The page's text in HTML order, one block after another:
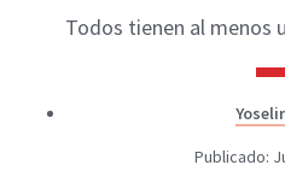
Todos tienen al menos
Publicado: